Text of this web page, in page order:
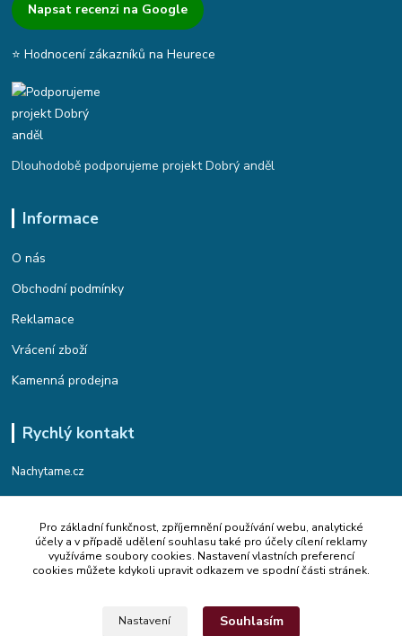
Napsat recenzi na Google
⭐ Hodnocení zákazníků na Heurece
Dlouhodobě podporujeme projekt Dobrý anděl
Informace
O nás
Obchodní podmínky
Reklamace
Vrácení zboží
Kamenná prodejna
Rychlý kontakt
Nachytame.cz
Telefon : +420 774 912 435
(Po-Pá, 9:00-17:00 hod.)
Email : info@nachytame.cz
Pro základní funkčnost, zpříjemnění používání webu, analytické
účely a v případě udělení souhlasu také pro účely cílení reklamy
využíváme soubory cookies. Nastavení vlastních preferencí
cookies můžete kdykoli upravit odkazem ve spodní části stránek.
Nastavení Souhlasím